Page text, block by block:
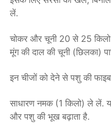
लें.
चोकर और चूनी 20 से 25
मूंग की दाल की चूनी (छिलका)
इन चीजों को देने से पशु की
साधारण नमक (1 किलो) ले लें.
और पशु की भूख बढ़ाता है.